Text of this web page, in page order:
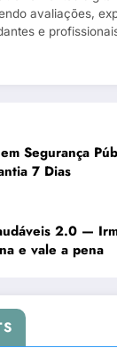
avaliações,
e
Segurança
7 Dias
2.0 —
e vale a pena